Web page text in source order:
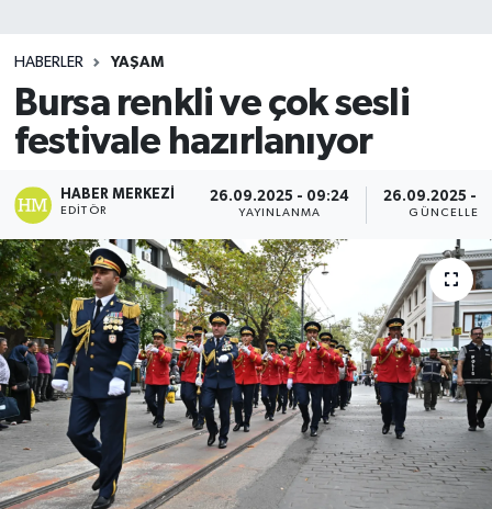
HABERLER YAŞAM
Bursa renkli ve çok sesli
festivale hazırlanıyor
HABER MERKEZI
EDITÖR
26.09.2025 - 09:24
YAYINLANMA
26.09.2025 -
Teknoloji
TRABZON
TRABZONSPOR
Yaşam